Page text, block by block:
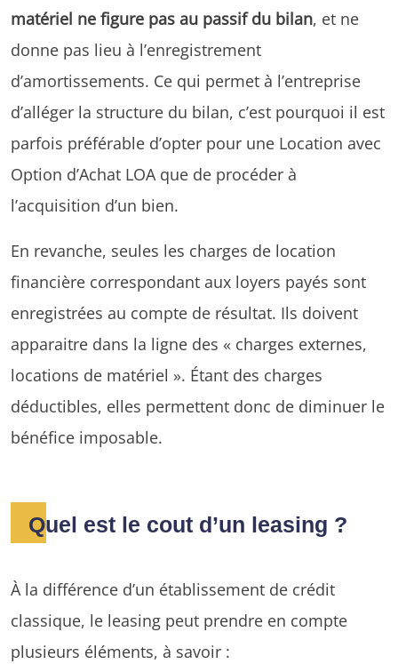
matériel ne figure pas au passif du bilan, et ne
donne pas lieu à l’enregistrement
d’amortissements. Ce qui permet à l’entreprise
d’alléger la structure du bilan, c’est pourquoi il est
parfois préférable d’opter pour une Location avec
Option d’Achat LOA que de procéder à
l’acquisition d’un bien.
En revanche, seules les charges de location
financière correspondant aux loyers payés sont
enregistrées au compte de résultat. Ils doivent
apparaitre dans la ligne des « charges externes,
locations de matériel ». Étant des charges
déductibles, elles permettent donc de diminuer le
bénéfice imposable.
Quel est le cout d’un leasing ?
À la différence d’un établissement de crédit
classique, le leasing peut prendre en compte
plusieurs éléments, à savoir :